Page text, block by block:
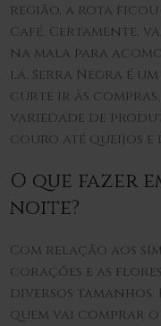
região, a rota
Café. Certamente,
na mala para
lá. Serra Negra é
curte ir às
variedade de
couro até queijos e
O que fazer
noite?
Com relação aos
corações e as
diversos
quem vai comprar o